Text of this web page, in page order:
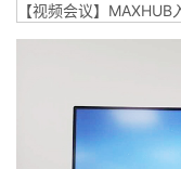
【视频会议】